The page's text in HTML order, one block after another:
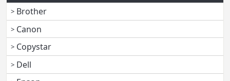
Brother
Canon
Copystar
Dell